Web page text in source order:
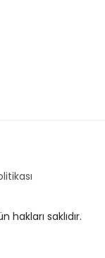
hakları saklıdır.